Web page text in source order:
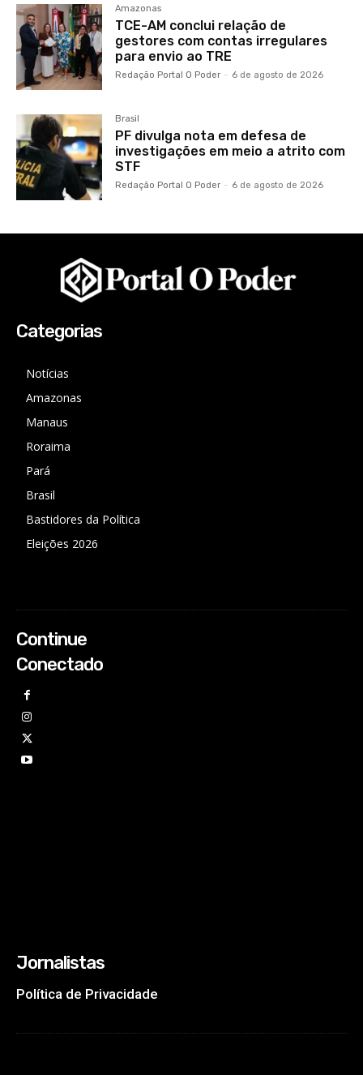
Amazonas
TCE-AM conclui relação de
gestores com contas irregulares
para envio ao TRE
Redação Portal O Poder - 6 de agosto de 2026
Brasil
PF divulga nota em defesa de
investigações em meio a atrito com
STF
Redação Portal O Poder - 6 de agosto de 2026
Categorias
Notícias
Amazonas
Manaus
Roraima
Pará
Brasil
Bastidores da Política
Eleições 2026
Continue
Conectado
Jornalistas
Política de Privacidade